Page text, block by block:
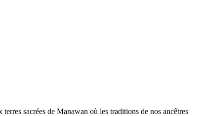
sacrées de Manawan où les traditions de nos ancêtres